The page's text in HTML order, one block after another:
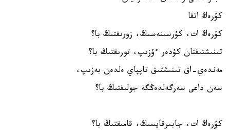
كۇرەڭ اتقا
كۇرەڭ ات، كۇرسىنەسىڭ، زورىقتىڭ با؟
تىنىشتىقتان كۇدەر ءۇزىپ، تورىقتىڭ با؟
مەندەي-اق تىنىشتىق تاپپاي ەلدەن بەزىپ،
سەن داعى سەرگەلدەڭگە جولىقتىڭ با؟
كۇرەڭ ات، جابىرقايسىڭ، قامىقتىڭ با؟